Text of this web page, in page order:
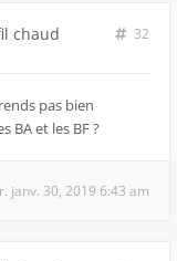
chaud
32
pas bien
BA et les BF ?
janv. 30, 2019 6:43 am